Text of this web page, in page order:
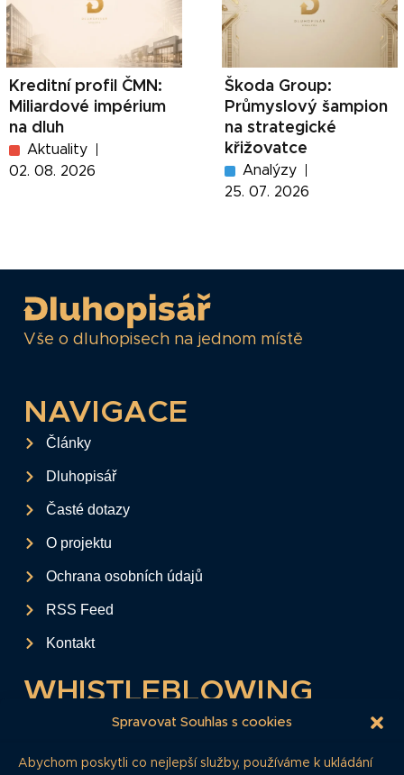
Spravovat Souhlas s cookies
Abychom poskytli co nejlepší služby, používáme k ukládání
Kreditní profil ČMN:
Miliardové impérium
na dluh
Aktuality
02. 08. 2026
Škoda Group:
Průmyslový šampion
na strategické
křižovatce
Analýzy
25. 07. 2026
Vše o dluhopisech na jednom místě
NAVIGACE
Články
Dluhopisář
Časté dotazy
O projektu
Ochrana osobních údajů
RSS Feed
Kontakt
WHISTLEBLOWING
Tento formulář slouží k anonymnímu zaslání
dluhopisům.